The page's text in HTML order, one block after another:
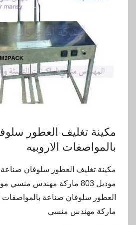
مكينة تغليف العطور
بالمواصفات الاروبيه
مكينة تغليف العطور سلوفان صناعة
موديل 803 ماركة مهندس
ماركة مهندس منسي